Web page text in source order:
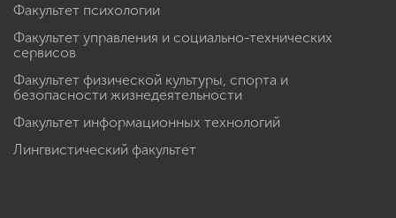
Факультет психологии
Факультет управления и социально-технических
сервисов
Факультет физической культуры, спорта и
безопасности жизнедеятельности
Факультет информационных технологий
Лингвистический факультет